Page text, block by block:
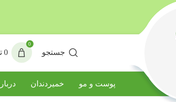
جستجو
0
0
پوست و مو خمیردندان